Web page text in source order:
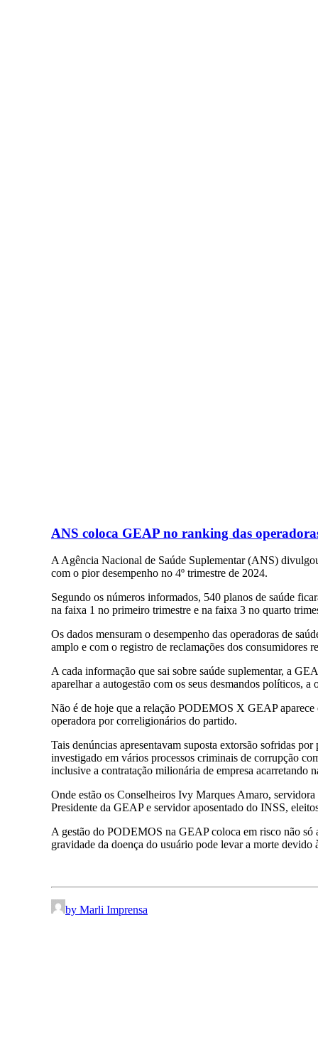
ANS coloca GEAP no ranking das
A Agência Nacional de Saúde Suplementar (ANS)
com o pior desempenho no 4º trimestre de 2024.
Segundo os números informados, 540 planos de saúde
na faixa 1 no primeiro trimestre e na faixa 3 no quarto
Os dados mensuram o desempenho das operadoras de
amplo e com o registro de reclamações dos consumidores
A cada informação que sai sobre saúde suplementar, a
aparelhar a autogestão com os seus desmandos políticos,
Não é de hoje que a relação PODEMOS X GEAP
operadora por correligionários do partido.
Tais denúncias apresentavam suposta extorsão sofridas
investigado em vários processos criminais de corrupção
inclusive a contratação milionária de empresa acarretando
Onde estão os Conselheiros Ivy Marques Amaro,
Presidente da GEAP e servidor aposentado do INSS,
A gestão do PODEMOS na GEAP coloca em risco não só
gravidade da doença do usuário pode levar a morte
by Marli Imprensa